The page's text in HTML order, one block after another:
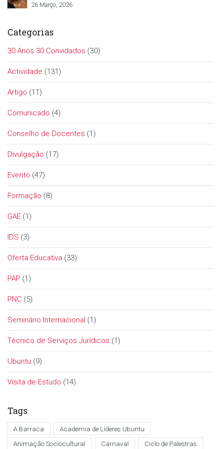
26 Março, 2026
Categorias
30 Anos 30 Convidados (30)
Actividade (131)
Artigo (11)
Comunicado (4)
Conselho de Docentes (1)
Divulgação (17)
Evento (47)
Formação (8)
GAE (1)
IDS (3)
Oferta Educativa (33)
PAP (1)
PNC (5)
Seminário Internacional (1)
Técnico de Serviços Jurídicos (1)
Ubuntu (9)
Visita de Estudo (14)
Tags
A Barraca
Academia de Líderes Ubuntu
Animação Sociocultural
Carnaval
Ciclo de Palestras